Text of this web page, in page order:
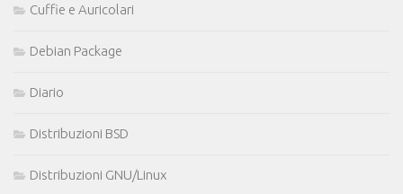
Cuffie e Auricolari
Debian Package
Diario
Distribuzioni BSD
Distribuzioni GNU/Linux